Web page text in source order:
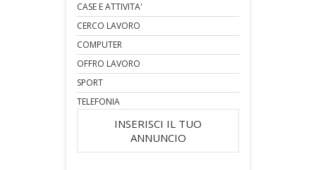
CASE E ATTIVITA'
CERCO LAVORO
COMPUTER
OFFRO LAVORO
SPORT
TELEFONIA
INSERISCI IL TUO
ANNUNCIO